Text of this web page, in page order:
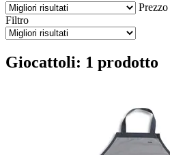
Prezzo
Filtro
Giocattoli: 1 prodotto